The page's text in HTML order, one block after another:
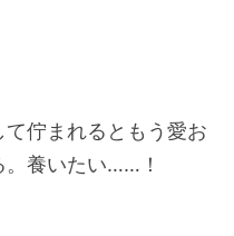
佇まれるともう愛お
。養いたい……！